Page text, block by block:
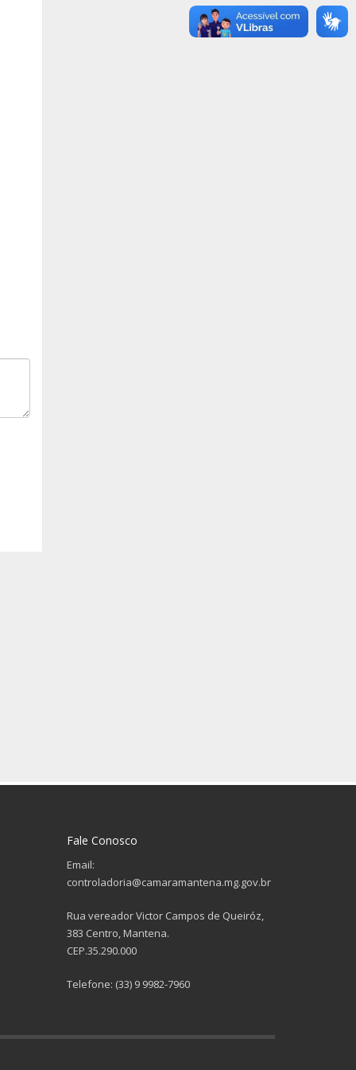
Fale Conosco
Email:
controladoria@camaramantena.mg.gov.br
Rua vereador Victor Campos de Queiróz,
383 Centro, Mantena.
CEP.35.290.000
Telefone: (33) 9 9982-7960